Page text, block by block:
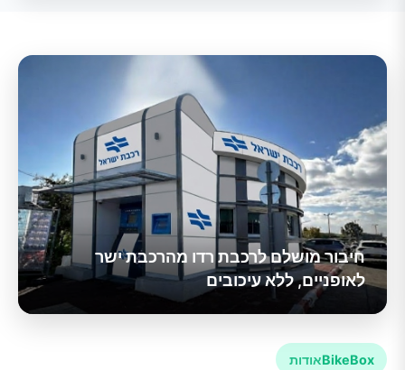
BikeBoxאודות
חיבור מושלם לרכבת רדו מהרכבת ישר
לאופניים, ללא עיכובים